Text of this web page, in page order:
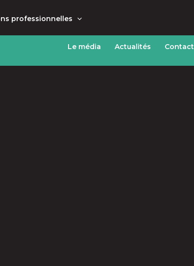
professionnelles
Le média Actualités Contact